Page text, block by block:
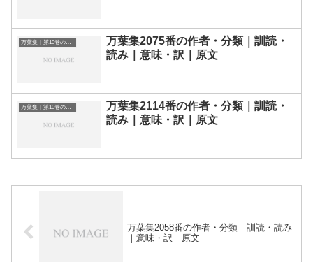
万葉集｜第10巻の和歌一覧
万葉集2075番の作者・分類｜訓読・
読み｜意味・訳｜原文
万葉集｜第10巻の和歌一覧
万葉集2114番の作者・分類｜訓読・
読み｜意味・訳｜原文
万葉集2058番の作者・分類｜訓読・読み
｜意味・訳｜原文